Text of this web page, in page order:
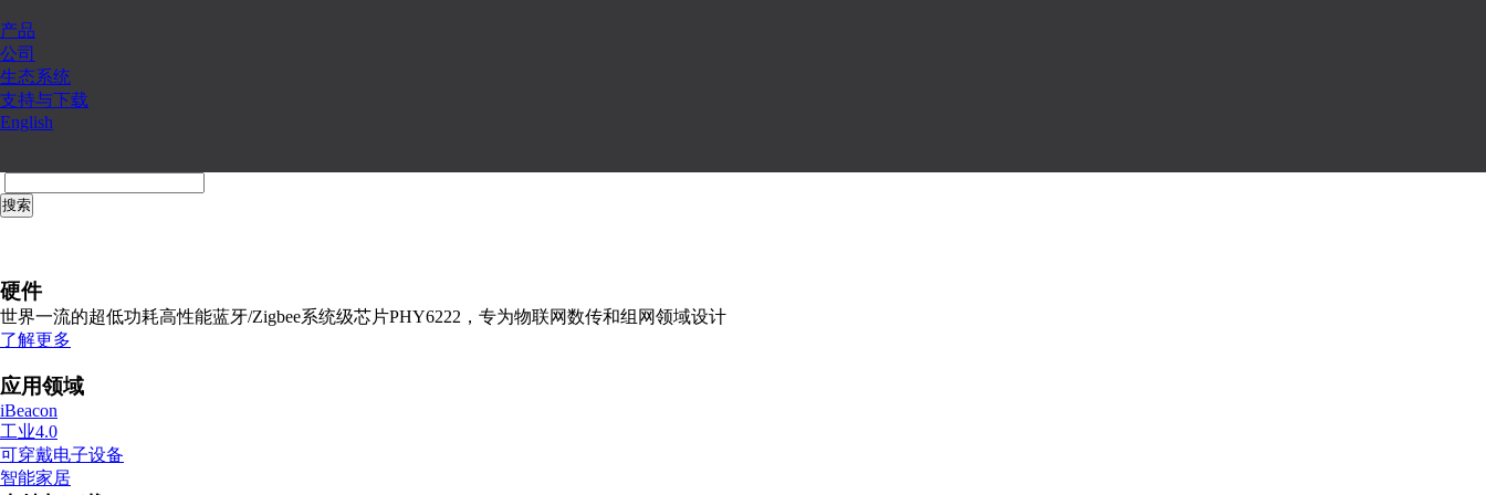
产品
公司
生态系统
支持与下载
English
搜索
硬件
世界一流的超低功耗高性能蓝牙/Zigbee系统级芯片PHY6222，专为物联网数传和组网领域设计
了解更多
应用领域
iBeacon
工业4.0
可穿戴电子设备
智能家居